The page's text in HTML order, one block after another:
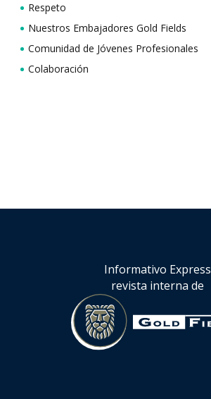
Respeto
Nuestros Embajadores Gold Fields
Comunidad de Jóvenes Profesionales
Colaboración
Informativo Express
revista interna de